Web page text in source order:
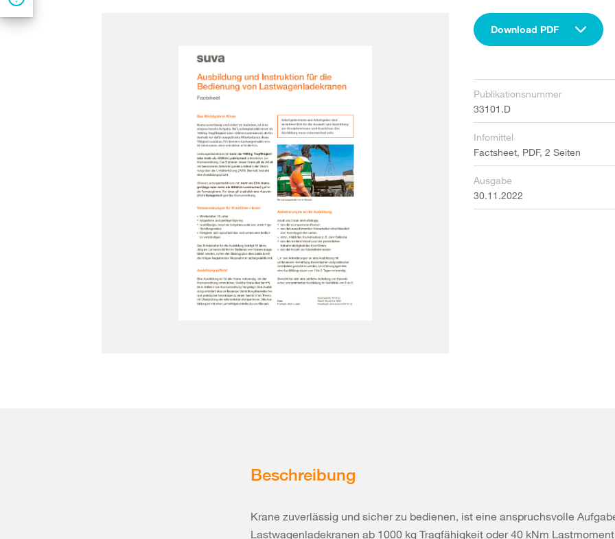
Download PDF
Publikationsnummer
33101.D
Infomittel
Factsheet, PDF, 2 Seiten
Ausgabe
30.11.2022
Beschreibung
Krane zuverlässig und sicher zu bedienen, ist eine anspruchsvolle
Lastwagenladekranen ab 1000 kg Tragfähigkeit oder 40 kNm